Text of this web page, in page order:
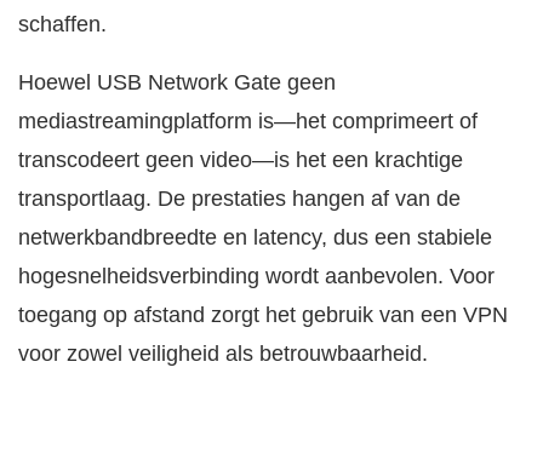
schaffen.
Hoewel USB Network Gate geen
mediastreamingplatform is—het comprimeert of
transcodeert geen video—is het een krachtige
transportlaag. De prestaties hangen af van de
netwerkbandbreedte en latency, dus een stabiele
hogesnelheidsverbinding wordt aanbevolen. Voor
toegang op afstand zorgt het gebruik van een VPN
voor zowel veiligheid als betrouwbaarheid.